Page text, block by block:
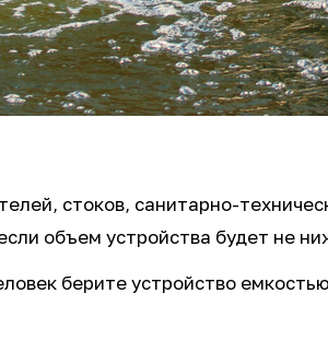
стоков, санитарно-
объем устройства будет не
берите устройство